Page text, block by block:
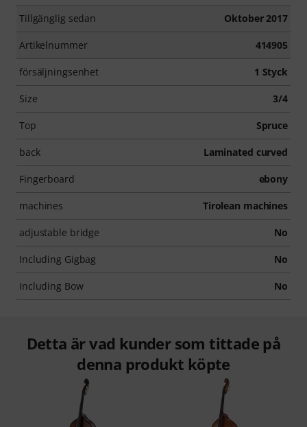
Tillgänglig sedan Oktober 2017
Artikelnummer 414905
försäljningsenhet 1 Styck
Size 3/4
Top Spruce
back Laminated curved
Fingerboard ebony
machines Tirolean machines
adjustable bridge No
Including Gigbag No
Including Bow No
Detta är vad kunder som tittade på
denna produkt köpte